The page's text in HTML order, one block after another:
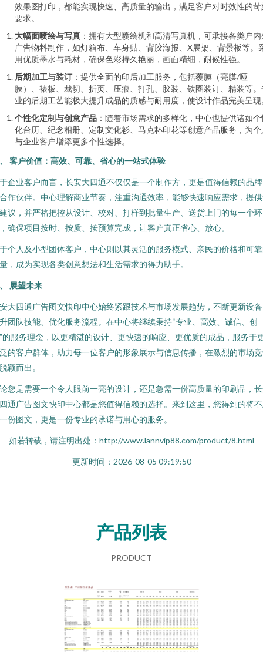
效果图打印，都能实现快速、高质量的输出，满足客户对时效性的苛
要求。
大幅面喷绘与写真 ：拥有大型喷绘机和高清写真机，可承接各类户
广告物料制作，如灯箱布、车身贴、背胶海报、X展架、背景板等。
用优质墨水与耗材，确保色彩持久艳丽，画面精细，耐候性强。
后期加工与装订 ：提供全面的印后加工服务，包括覆膜（亮膜/哑
膜）、裱板、裁切、折页、压痕、打孔、胶装、铁圈装订、精装等。
业的后期工艺能极大提升成品的质感与耐用度，使设计作品完美呈现
个性化定制与创意产品 ：随着市场需求的多样化，中心也提供诸如
化台历、纪念相册、定制文化衫、马克杯印花等创意产品服务，为个
与企业客户增添更多个性选择。
客户价值：高效、可靠、省心的一站式体验
企业客户而言，长安大四通不仅仅是一个制作方，更是值得信赖的品
作伙伴。中心理解商业节奏，注重沟通效率，能够快速响应需求，提
议，并严格把控从设计、校对、打样到批量生产、送货上门的每一个环
确保项目按时、按质、按预算完成，让客户真正省心、放心。
个人及小型团体客户，中心则以其灵活的服务模式、亲民的价格和可
，成为实现各类创意想法和生活需求的得力助手。
展望未来
大四通广告图文快印中心始终紧跟技术与市场发展趋势，不断更新设
团队技能、优化服务流程。在中心将继续秉持“专业、高效、诚信、创
的服务理念，以更精湛的设计、更快速的响应、更优质的成品，服务于
的客户群体，助力每一位客户的形象展示与信息传播，在激烈的市场
颖而出。
您是需要一个令人眼前一亮的设计，还是急需一份高质量的印刷品，
通广告图文快印中心都是您值得信赖的选择。来到这里，您得到的将
份图文，更是一份专业的承诺与用心的服务。
如若转载，请注明出处：http://www.lannvip88.com/product/8.html
更新时间：2026-08-05 09:19:50
产品列表
PRODUCT